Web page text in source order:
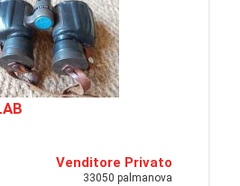
Venditore Privato
33050 palmanova